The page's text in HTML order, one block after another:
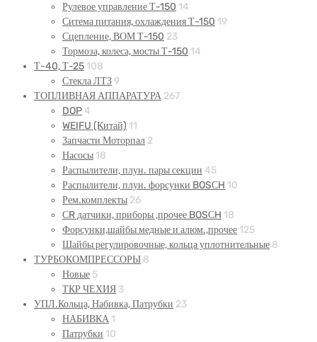
Рулевое управление Т-150 14
Ситема питания, охлаждения Т-150 19
Сцепление, ВОМ Т-150 23
Тормоза, колеса, мосты Т-150 14
Т-40, Т-25 108
Стекла ЛТЗ 9
ТОПЛИВНАЯ АППАРАТУРА 267
DOP 4
WEIFU (Китай) 11
Запчасти Моторпал 2
Насосы 18
Распылители, плун. пары секции 45
Распылители, плун. форсунки BOSСH 10
Рем.комплекты 26
СR датчики, приборы ,прочее BOSСH 18
Форсунки,шайбы медные и алюм.,прочее 125
Шайбы регулировочные, кольца уплотнительные 8
ТУРБОКОМПРЕССОРЫ 8
Новые 5
ТКР ЧЕХИЯ 3
УПЛ.Кольца, Набивка, Патрубки 23
НАБИВКА 1
Патрубки 10